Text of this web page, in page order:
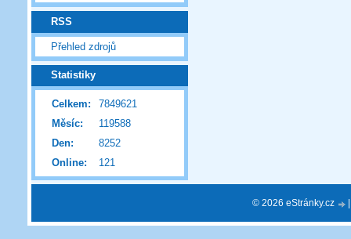
RSS
Přehled zdrojů
Statistiky
Online: 121
Celkem:
7849621
Měsíc:
119588
Den:
8252
© 2026 eStránky.cz